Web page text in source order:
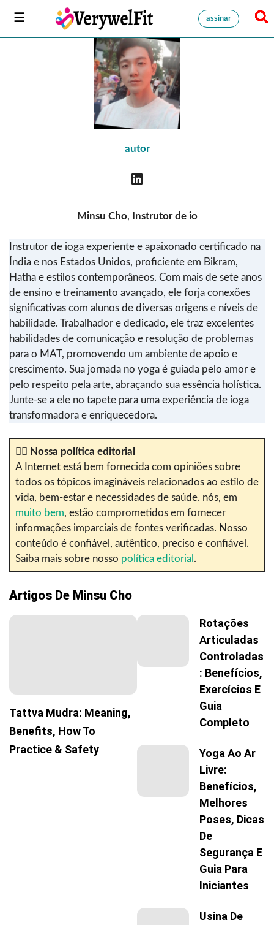
assinar
autor
Minsu Cho, Instrutor de io
Instrutor de ioga experiente e apaixonado certificado na
Índia e nos Estados Unidos, proficiente em Bikram,
Hatha e estilos contemporâneos. Com mais de sete anos
de ensino e treinamento avançado, ele forja conexões
significativas com alunos de diversas origens e níveis de
habilidade. Trabalhador e dedicado, ele traz excelentes
habilidades de comunicação e resolução de problemas
para o MAT, promovendo um ambiente de apoio e
crescimento. Sua jornada no yoga é guiada pelo amor e
pelo respeito pela arte, abraçando sua essência holística.
Junte-se a ele no tapete para uma experiência de ioga
transformadora e enriquecedora.
✍🏼 Nossa política editorial
A Internet está bem fornecida com opiniões sobre
todos os tópicos imagináveis relacionados ao estilo de
vida, bem-estar e necessidades de saúde. nós, em
muito bem, estão comprometidos em fornecer
informações imparciais de fontes verificadas. Nosso
conteúdo é confiável, autêntico, preciso e confiável.
Saiba mais sobre nosso política editorial .
Artigos De Minsu Cho
Tattva Mudra: Meaning,
Benefits, How To
Practice & Safety
Rotações
Articuladas
Controladas
: Benefícios,
Exercícios E
Guia
Completo
Yoga Ao Ar
Livre:
Benefícios,
Melhores
Poses, Dicas
De
Segurança E
Guia Para
Iniciantes
Usina De